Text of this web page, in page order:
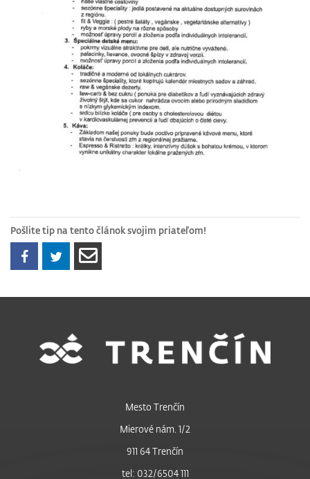
Pošlite tip na tento článok svojim priateľom!
Mesto Trenčín
Mierové nám. 1/2
911 64 Trenčín
tel: 032/6504 111